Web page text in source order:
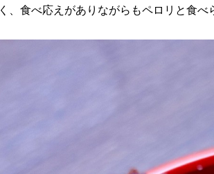
く、食べ応えがありながらもペロリと食べ